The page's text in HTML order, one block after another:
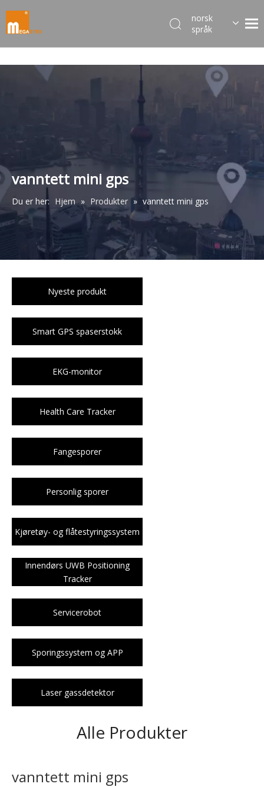
norsk
språk
日本語
Italiano
Español
Français
English
vanntett mini gps
Du er her: Hjem » Produkter » vanntett mini gps
Nyeste produkt
Smart GPS spaserstokk
EKG-monitor
Health Care Tracker
Fangesporer
Personlig sporer
Kjøretøy- og flåtestyringssystem
Innendørs UWB Positioning
Tracker
Servicerobot
Sporingssystem og APP
Laser gassdetektor
Alle Produkter
vanntett mini gps